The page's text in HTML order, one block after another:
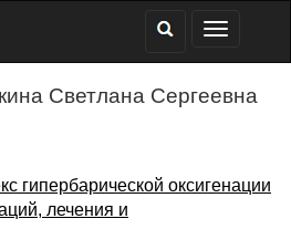
Светлана Сергеевна
гипербарической оксигенации
лечения и